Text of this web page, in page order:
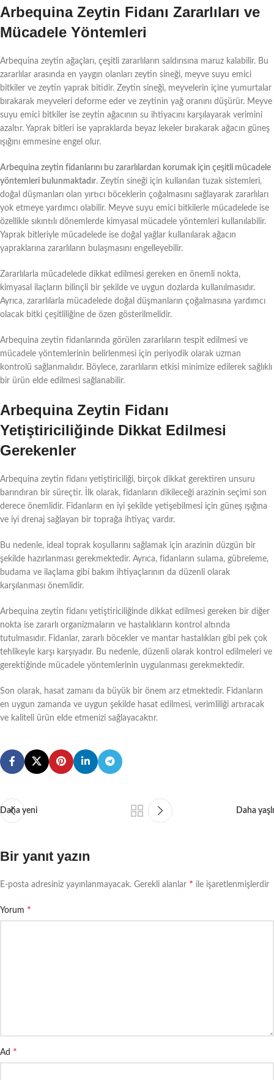
Arbequina Zeytin Fidanı Zararlıları ve
Mücadele Yöntemleri
Arbequina zeytin ağaçları, çeşitli zararlıların saldırısına maruz kalabilir. Bu
zararlılar arasında en yaygın olanları zeytin sineği, meyve suyu emici
bitkiler ve zeytin yaprak bitidir. Zeytin sineği, meyvelerin içine yumurtalar
bırakarak meyveleri deforme eder ve zeytinin yağ oranını düşürür. Meyve
suyu emici bitkiler ise zeytin ağacının su ihtiyacını karşılayarak verimini
azaltır. Yaprak bitleri ise yapraklarda beyaz lekeler bırakarak ağacın güneş
ışığını emmesine engel olur.
Arbequina zeytin fidanlarını bu zararlılardan korumak için çeşitli mücadele
yöntemleri bulunmaktadır. Zeytin sineği için kullanılan tuzak sistemleri,
doğal düşmanları olan yırtıcı böceklerin çoğalmasını sağlayarak zararlıları
yok etmeye yardımcı olabilir. Meyve suyu emici bitkilerle mücadelede ise
özellikle sıkıntılı dönemlerde kimyasal mücadele yöntemleri kullanılabilir.
Yaprak bitleriyle mücadelede ise doğal yağlar kullanılarak ağacın
yapraklarına zararlıların bulaşmasını engelleyebilir.
Zararlılarla mücadelede dikkat edilmesi gereken en önemli nokta,
kimyasal ilaçların bilinçli bir şekilde ve uygun dozlarda kullanılmasıdır.
Ayrıca, zararlılarla mücadelede doğal düşmanların çoğalmasına yardımcı
olacak bitki çeşitliliğine de özen gösterilmelidir.
Arbequina zeytin fidanlarında görülen zararlıların tespit edilmesi ve
mücadele yöntemlerinin belirlenmesi için periyodik olarak uzman
kontrolü sağlanmalıdır. Böylece, zararlıların etkisi minimize edilerek sağlıklı
bir ürün elde edilmesi sağlanabilir.
Arbequina Zeytin Fidanı
Yetiştiriciliğinde Dikkat Edilmesi
Gerekenler
Arbequina zeytin fidanı yetiştiriciliği, birçok dikkat gerektiren unsuru
barındıran bir süreçtir. İlk olarak, fidanların dikileceği arazinin seçimi son
derece önemlidir. Fidanların en iyi şekilde yetişebilmesi için güneş ışığına
ve iyi drenaj sağlayan bir toprağa ihtiyaç vardır.
Bu nedenle, ideal toprak koşullarını sağlamak için arazinin düzgün bir
şekilde hazırlanması gerekmektedir. Ayrıca, fidanların sulama, gübreleme,
budama ve ilaçlama gibi bakım ihtiyaçlarının da düzenli olarak
karşılanması önemlidir.
Arbequina zeytin fidanı yetiştiriciliğinde dikkat edilmesi gereken bir diğer
nokta ise zararlı organizmaların ve hastalıkların kontrol altında
tutulmasıdır. Fidanlar, zararlı böcekler ve mantar hastalıkları gibi pek çok
tehlikeyle karşı karşıyadır. Bu nedenle, düzenli olarak kontrol edilmeleri ve
gerektiğinde mücadele yöntemlerinin uygulanması gerekmektedir.
Son olarak, hasat zamanı da büyük bir önem arz etmektedir. Fidanların
en uygun zamanda ve uygun şekilde hasat edilmesi, verimliliği artıracak
ve kaliteli ürün elde etmenizi sağlayacaktır.
Daha yeni Daha yaşlı
Bir yanıt yazın
E-posta adresiniz yayınlanmayacak. Gerekli alanlar * ile işaretlenmişlerdir
Yorum *
Ad *